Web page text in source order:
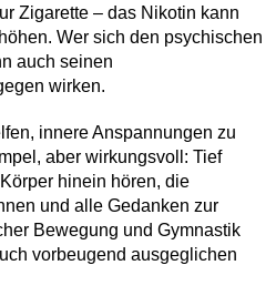
Zigarette – das Nikotin kann
Wer sich den psychischen
auch seinen
wirken.
innere Anspannungen zu
aber wirkungsvoll: Tief
hinein hören, die
und alle Gedanken zur
Bewegung und Gymnastik
vorbeugend ausgeglichen